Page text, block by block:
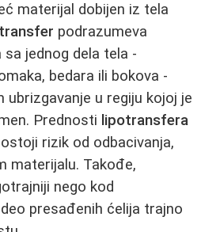
materijal dobijen iz tela
podrazumeva
jednog dela tela -
bedara ili bokova -
ubrizgavanje u regiju kojoj je
Prednosti lipotransfera
rizik od odbacivanja,
materijalu. Takođe,
nego kod
presađenih ćelija trajno